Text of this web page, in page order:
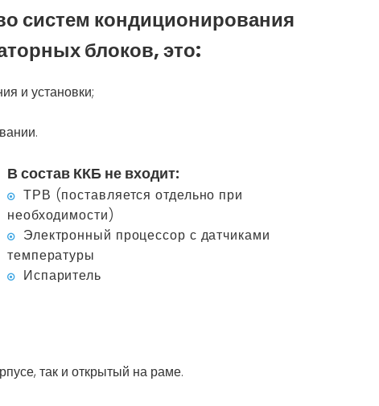
систем кондиционирования
блоков, это:
и установки;
В состав ККБ не входит:
ТРВ (поставляется отдельно при
необходимости)
Электронный процессор с датчиками
температуры
Испаритель
так и открытый на раме.